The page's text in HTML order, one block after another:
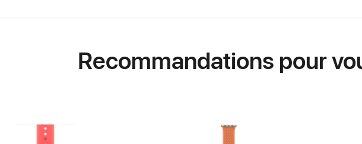
Recommandations pour